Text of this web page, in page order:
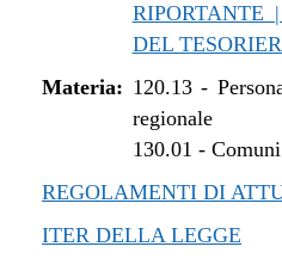
RIPORTANTE
DEL
Materia: 120.13-
regionale
130.01 -
REGOLAMENTI DI
ITER DELLA LEGGE